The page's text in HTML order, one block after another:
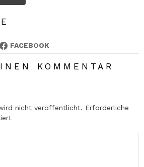
FACEBOOK
KOMMENTAR
nicht veröffentlicht. Erforderliche